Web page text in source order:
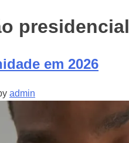
presidencial
em 2026
admin